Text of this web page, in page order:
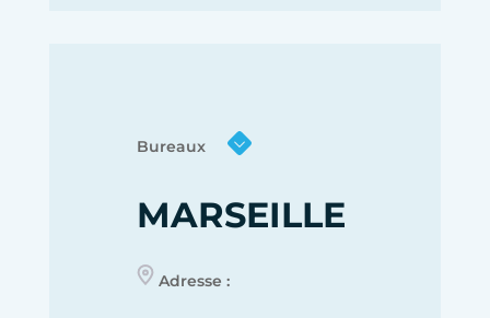
Bureaux
MARSEILLE
Adresse :